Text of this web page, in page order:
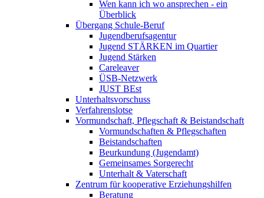
Wen kann ich wo ansprechen - ein
Überblick
Übergang Schule-Beruf
Jugendberufsagentur
Jugend STÄRKEN im Quartier
Jugend Stärken
Careleaver
ÜSB-Netzwerk
JUST BEst
Unterhaltsvorschuss
Verfahrenslotse
Vormundschaft, Pflegschaft & Beistandschaft
Vormundschaften & Pflegschaften
Beistandschaften
Beurkundung (Jugendamt)
Gemeinsames Sorgerecht
Unterhalt & Vaterschaft
Zentrum für kooperative Erziehungshilfen
Beratung